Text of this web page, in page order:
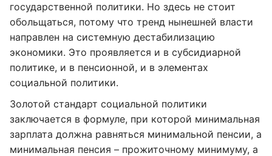
государственной политики. Но здесь не стоит
обольщаться, потому что тренд нынешней власти
направлен на системную дестабилизацию
экономики. Это проявляется и в субсидиарной
политике, и в пенсионной, и в элементах
социальной политики.
Золотой стандарт социальной политики
заключается в формуле, при которой минимальная
зарплата должна равняться минимальной пенсии, а
минимальная пенсия – прожиточному минимуму, а